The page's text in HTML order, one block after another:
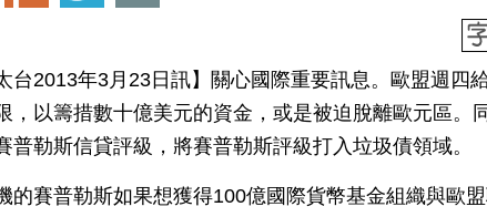
台2013年3月23日訊】關心國際重要訊息。歐盟週四
，以籌措數十億美元的資金，或是被迫脫離歐元區。
普勒斯信貸評級，將賽普勒斯評級打入垃圾債領域。
的賽普勒斯如果想獲得100億國際貨幣基金組織與歐